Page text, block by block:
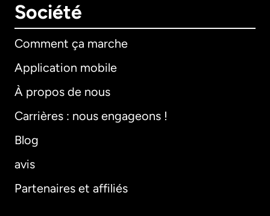
Société
Comment ça marche
Application mobile
À propos de nous
Carrières : nous engageons !
Blog
avis
Partenaires et affiliés